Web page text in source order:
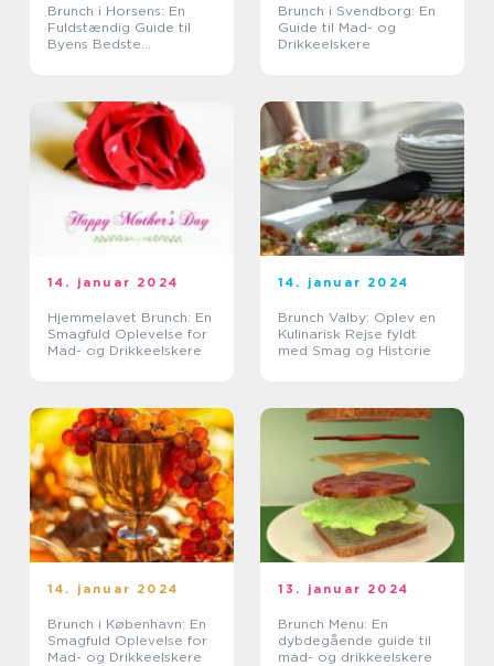
Brunch i Horsens: En
Fuldstændig Guide til
Byens Bedste
Brunch i Svendborg: En
Guide til Mad- og
Drikkeelskere
14. januar 2024
Hjemmelavet Brunch: En
Smagfuld Oplevelse for
Mad- og Drikkeelskere
14. januar 2024
Brunch Valby: Oplev en
Kulinarisk Rejse fyldt
med Smag og Historie
14. januar 2024
Brunch i København: En
Smagfuld Oplevelse for
Mad- og Drikkeelskere
13. januar 2024
Brunch Menu: En
dybdegående guide til
mad- og drikkeelskere